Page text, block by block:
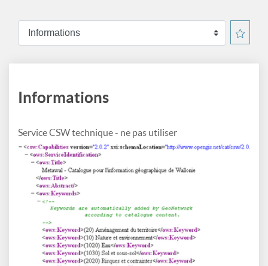
Informations
Service CSW technique - ne pas utiliser